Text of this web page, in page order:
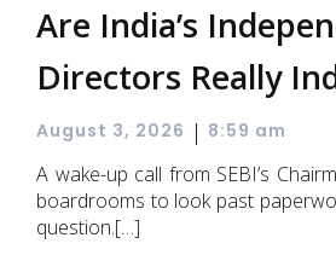
Are India’s
Directors Really
August 3, 2026 | 8:59 am
A wake-up call from SEBI’s
boardrooms to look past
question.[…]